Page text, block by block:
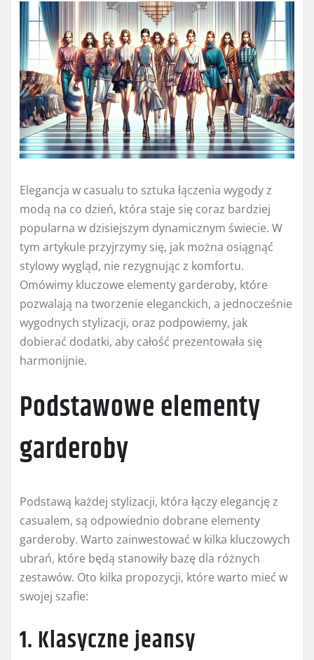
Elegancja w casualu to sztuka łączenia wygody z
modą na co dzień, która staje się coraz bardziej
popularna w dzisiejszym dynamicznym świecie. W
tym artykule przyjrzymy się, jak można osiągnąć
stylowy wygląd, nie rezygnując z komfortu.
Omówimy kluczowe elementy garderoby, które
pozwalają na tworzenie eleganckich, a jednocześnie
wygodnych stylizacji, oraz podpowiemy, jak
dobierać dodatki, aby całość prezentowała się
harmonijnie.
Podstawowe elementy
garderoby
Podstawą każdej stylizacji, która łączy elegancję z
casualem, są odpowiednio dobrane elementy
garderoby. Warto zainwestować w kilka kluczowych
ubrań, które będą stanowiły bazę dla różnych
zestawów. Oto kilka propozycji, które warto mieć w
swojej szafie:
1. Klasyczne jeansy